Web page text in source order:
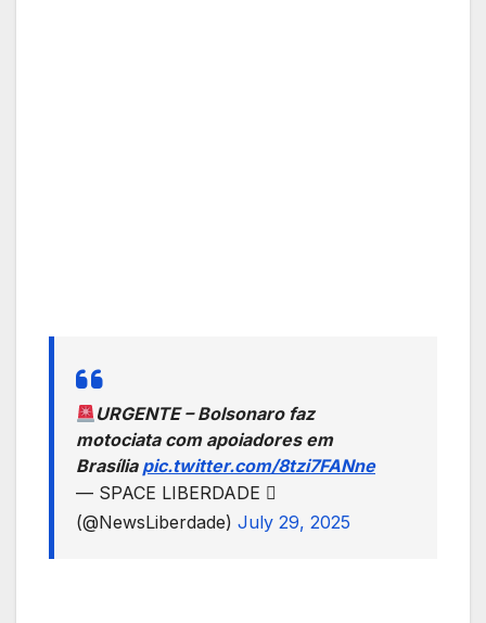
URGENTE – Bolsonaro faz
motociata com apoiadores em
Brasília pic.twitter.com/8tzi7FANne
— SPACE LIBERDADE 
(@NewsLiberdade) July 29, 2025